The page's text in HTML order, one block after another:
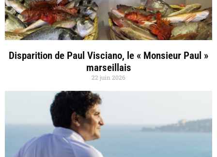
Disparition de Paul Visciano, le « Monsieur Paul »
marseillais
22 juin 2026